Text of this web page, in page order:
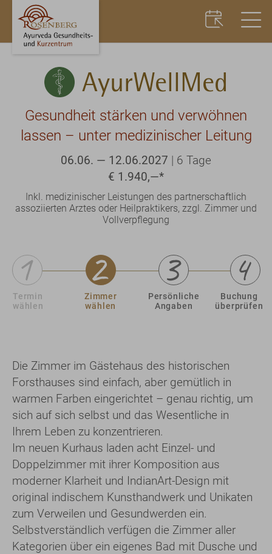
AyurWellMed
Gesundheit stärken und verwöhnen
lassen – unter medizinischer Leitung
06.06. — 12.06.2027 | 6 Tage
€ 1.940,—*
Inkl. medizinischer Leistungen des partnerschaftlich
assoziierten Arztes oder Heilpraktikers, zzgl. Zimmer und
Vollverpflegung
Termin
wählen
Zimmer
wählen
Persönliche
Angaben
Buchung
überprüfen
Die Zimmer im Gästehaus des historischen
Forsthauses sind einfach, aber gemütlich in
warmen Farben eingerichtet – genau richtig, um
sich auf sich selbst und das Wesentliche in
Ihrem Leben zu konzentrieren.
Im neuen Kurhaus laden acht Einzel- und
Doppelzimmer mit ihrer Komposition aus
moderner Klarheit und IndianArt-Design mit
original indischem Kunsthandwerk und Unikaten
zum Verweilen und Gesundwerden ein.
Selbstverständlich verfügen die Zimmer aller
Kategorien über ein eigenes Bad mit Dusche und